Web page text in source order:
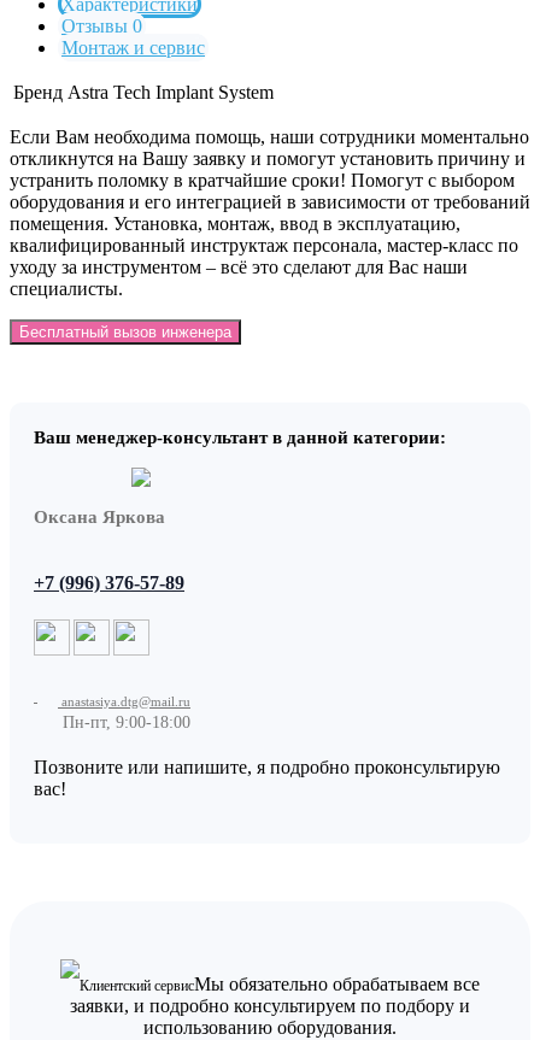
Отзывы 0
Монтаж и сервис
Бренд Astra Tech Implant System
Если Вам необходима помощь, наши сотрудники моментально
откликнутся на Вашу заявку и помогут установить причину и
устранить поломку в кратчайшие сроки! Помогут с выбором
оборудования и его интеграцией в зависимости от требований
помещения. Установка, монтаж, ввод в эксплуатацию,
квалифицированный инструктаж персонала, мастер-класс по
уходу за инструментом – всё это сделают для Вас наши
специалисты.
Бесплатный вызов инженера
Ваш менеджер-консультант в данной категории:
Оксана Яркова
+7 (996) 376-57-89
anastasiya.dtg@mail.ru
Пн-пт, 9:00-18:00
Позвоните или напишите, я подробно проконсультирую
вас!
Клиентский сервисМы обязательно обрабатываем все
заявки, и подробно консультируем по подбору и
использованию оборудования.